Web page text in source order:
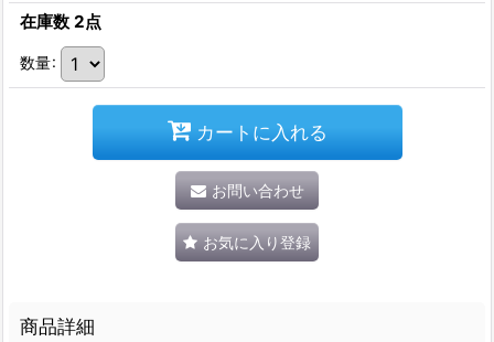
在庫数 2点
数量:
カートに入れる
お問い合わせ
お気に入り登録
商品詳細